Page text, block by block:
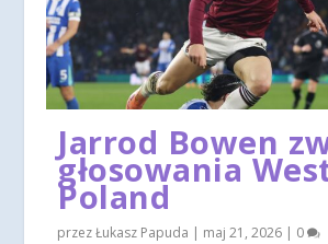
Jarrod Bowen
głosowania
Poland
przezŁukasz Papuda | maj 21, 2026 | 0